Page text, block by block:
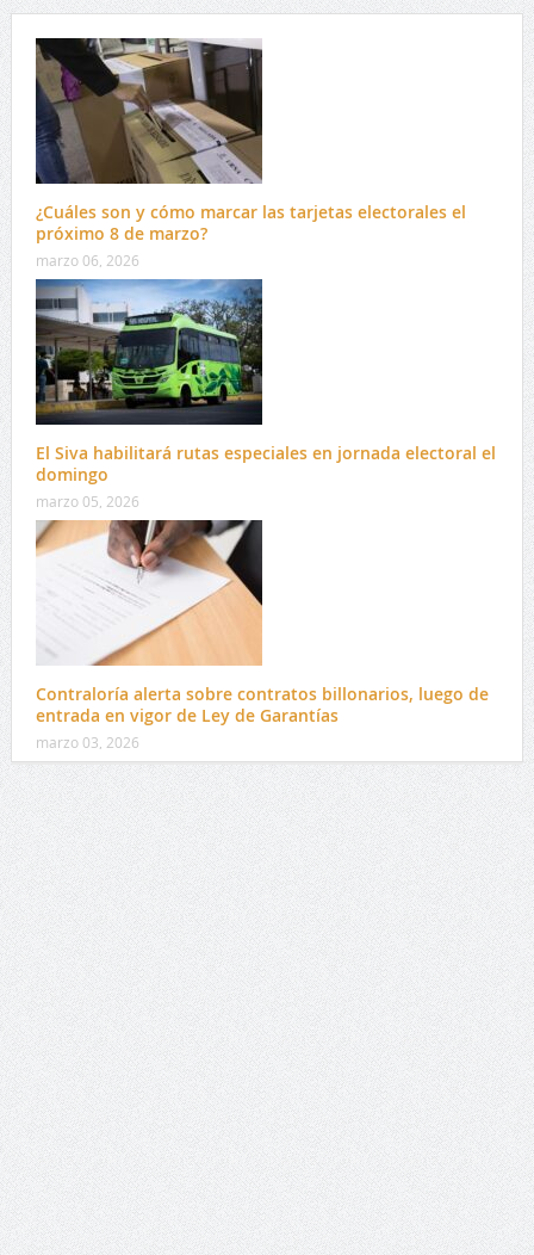
¿Cuáles son y cómo marcar las tarjetas electorales el
próximo 8 de marzo?
marzo 06, 2026
El Siva habilitará rutas especiales en jornada electoral el
domingo
marzo 05, 2026
Contraloría alerta sobre contratos billonarios, luego de
entrada en vigor de Ley de Garantías
marzo 03, 2026